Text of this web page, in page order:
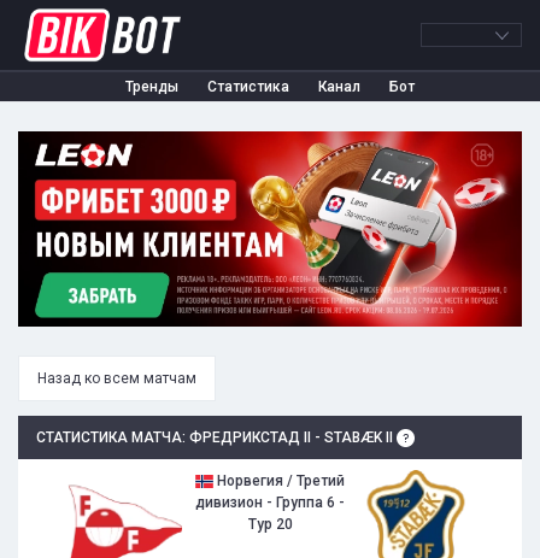
Тренды Статистика Канал Бот
Назад ко всем матчам
СТАТИСТИКА МАТЧА: ФРЕДРИКСТАД II - STABÆK II
Норвегия / Третий
дивизион - Группа 6 -
Тур 20